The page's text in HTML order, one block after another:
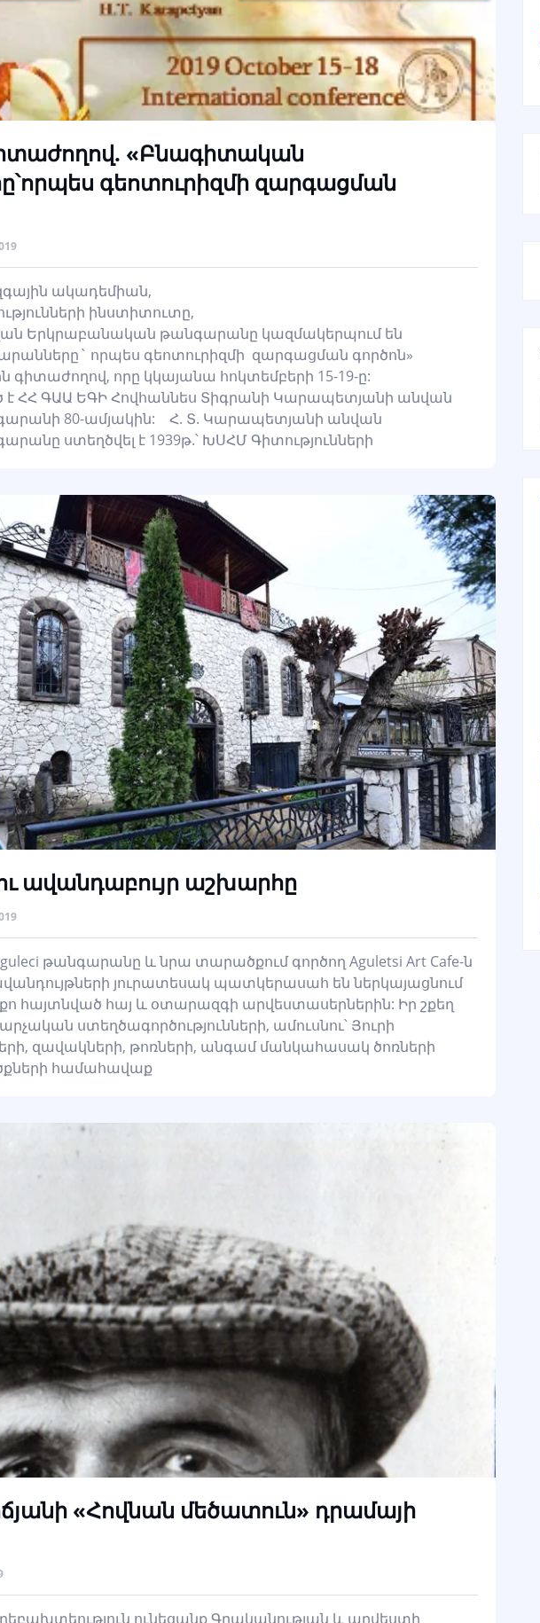
«Բնագիտական
գեոտուրիզմի զարգացման
ակադեմիան,
ինստիտուտը,
Երկրաբանական թանգարանը կազմակերպում են
որպես գեոտուրիզմի զարգացման գործոն»
գիտաժողով, որը կկայանա հոկտեմբերի 15-19-ը:
է ՀՀ ԳԱԱ ԵԳԻ Հովհաննես Տիգրանի Կարապետյանի անվան
80-ամյակին: Հ. Տ. Կարապետյանի անվան
ստեղծվել է 1939թ.՝ ԽՍՀՄ Գիտությունների
ավանդաբույր աշխարհը
Aguleci թանգարանը և նրա տարածքում գործող Aguletsi Art Cafe-ն
յուրատեսակ պատկերասահ են ներկայացնում
հայտնված հայ և օտարազգի արվեստասերներին: Իր շքեղ
ստեղծագործությունների, ամուսնու՝ Յուրի
զավակների, թոռների, անգամ մանկահասակ ծոռների
համահավաք
«Հովնան մեծատուն» դրամայի
ունեցանք Գրականության և արվեստի